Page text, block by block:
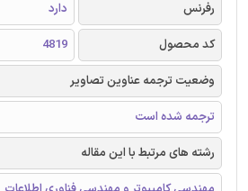
رفرنس
دارد
کد محصول
4819
وضعیت ترجمه عناوین تصاویر
ترجمه شده است
رشته های مرتبط با این مقاله